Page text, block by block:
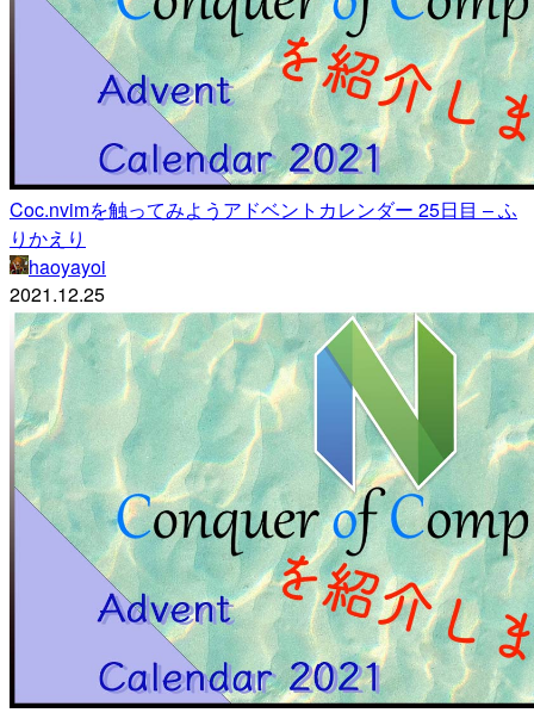
Coc.nvimを触ってみようアドベントカレンダー 25日目 – ふ
りかえり
haoyayoi
2021.12.25